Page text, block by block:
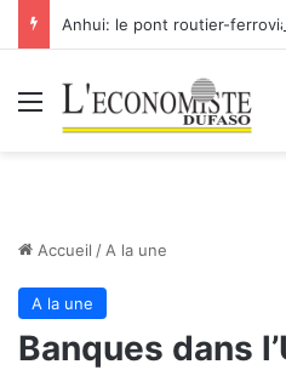
Menu
Accueil / A la une
A la une
Banques dans